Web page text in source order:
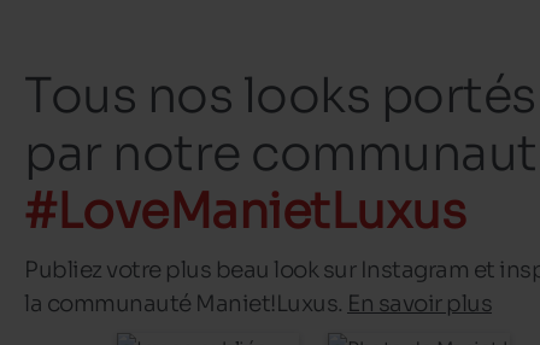
Tous nos looks portés
par notre
#LoveManietLuxus
Publiez votre plus beau look sur Instagram et
la communauté Maniet!Luxus. En savoir plus